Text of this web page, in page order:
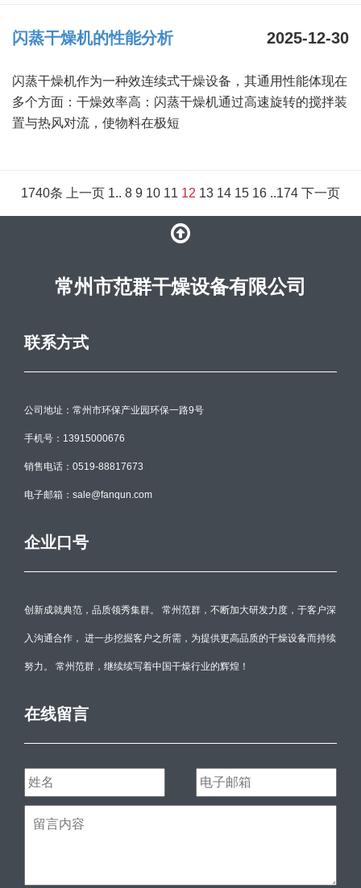
闪蒸干燥机的性能分析 2025-12-30
闪蒸干燥机作为一种效连续式干燥设备，其通用性能体现在
多个方面：干燥效率高：闪蒸干燥机通过高速旋转的搅拌装
置与热风对流，使物料在极短
1740条 上一页 1.. 8 9 10 11 12 13 14 15 16 ..174 下一页
常州市范群干燥设备有限公司
联系方式
公司地址：常州市环保产业园环保一路9号
手机号：13915000676
销售电话：0519-88817673
电子邮箱：sale@fanqun.com
企业口号
创新成就典范，品质领秀集群。 常州范群，不断加大研发力度，于客户深
入沟通合作， 进一步挖掘客户之所需，为提供更高品质的干燥设备而持续
努力。 常州范群，继续续写着中国干燥行业的辉煌！
在线留言